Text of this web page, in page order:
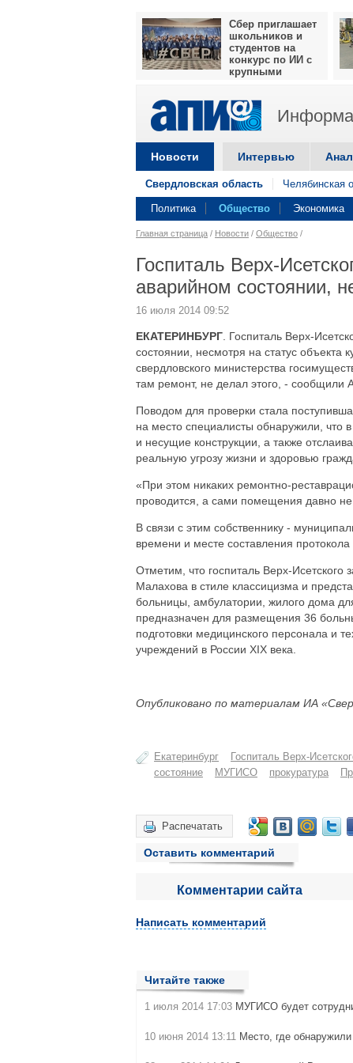
Сбер приглашает
школьников и
студентов на
конкурс по ИИ с
крупными
Новости Интервью
Свердловская область Челябинская
Политика Общество Экономика
Главная страница / Новости / Общество /
Госпиталь Верх-
аварийном состоянии,
16 июля 2014 09:52
ЕКАТЕРИНБУРГ . Госпиталь Верх-
состоянии, несмотря на статус объекта
свердловского министерства
там ремонт, не делал этого, -
Поводом для проверки стала
на место специалисты обнаружили, что
и несущие конструкции, а также
реальную угрозу жизни и здоровью
«При этом никаких ремонтно-
проводится, а сами помещения давно
В связи с этим собственнику -
времени и месте составления
Отметим, что госпиталь Верх-Исетского
Малахова в стиле классицизма и
больницы, амбулатории, жилого дома
предназначен для размещения 36
подготовки медицинского персонала и
учреждений в России XIX века.
Опубликовано по материалам ИА
Екатеринбург Госпиталь Верх-
состояние
МУГИСО прокуратура
Распечатать
Оставить комментарий
Комментарии сайта
Написать комментарий
Читайте также
1 июля 2014 17:03 МУГИСО будет
10 июня 2014 13:11 Место, где